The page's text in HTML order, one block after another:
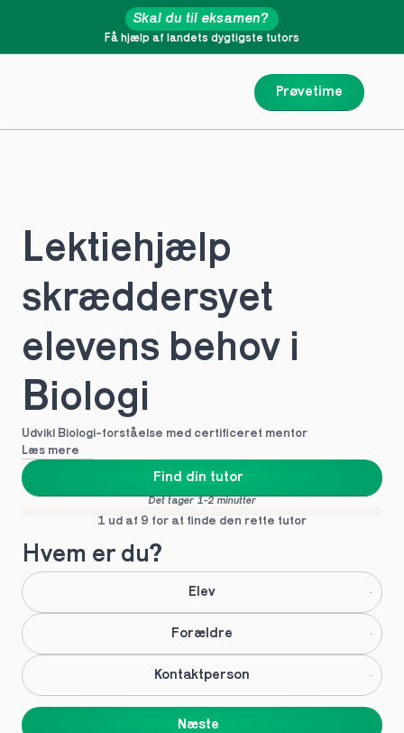
Prøvetime
Få hjælp af landets dygtigste tutors
Skal du til eksamen?
Lektiehjælp
skræddersyet
elevens behov i
Biologi
Udvikl Biologi-forståelse med certificeret mentor
Læs mere
Find din tutor
Det tager 1-2 minutter
1 ud af 9 for at finde den rette tutor
Hvem er du?
Elev
Forældre
Kontaktperson
Næste